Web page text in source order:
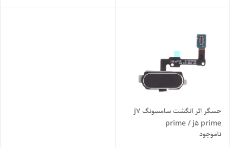
حسگر اثر انگشت سامسونگ j7
prime / j5 prime
ناموجود